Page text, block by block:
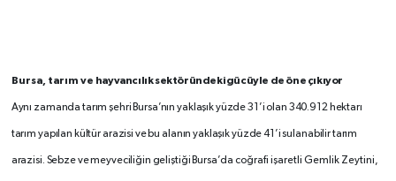
Bursa, tarım ve hayvancılık sektöründeki gücüyle de öne çıkıyor
Aynı zamanda tarım şehri Bursa’nın yaklaşık yüzde 31’i olan 340.912 hektarı
tarım yapılan kültür arazisi ve bu alanın yaklaşık yüzde 41’i sulanabilir tarım
arazisi. Sebze ve meyveciliğin geliştiği Bursa’da coğrafi işaretli Gemlik Zeytini,